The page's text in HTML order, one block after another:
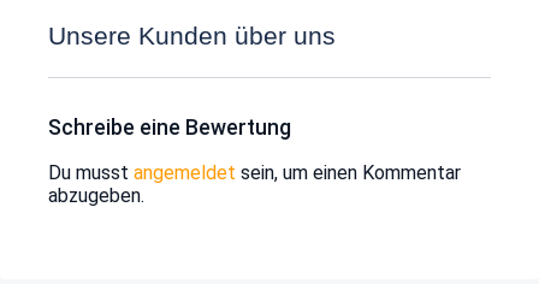
Unsere Kunden über uns
Schreibe eine Bewertung
Du musst angemeldet sein, um einen Kommentar
abzugeben.